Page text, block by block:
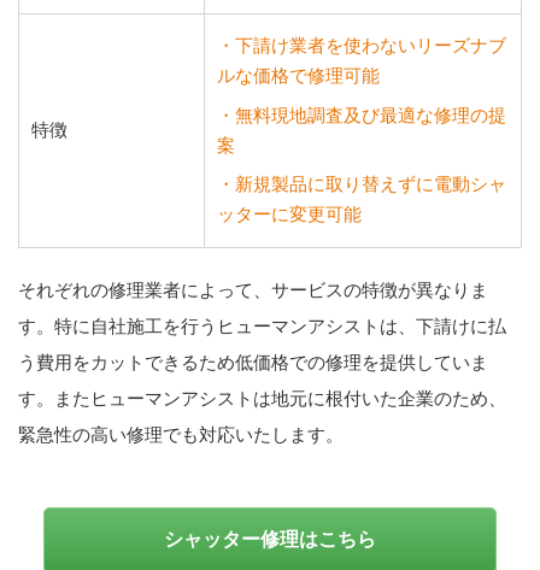
特徴
・下請け業者を使わないリーズナブ
ルな価格で修理可能
・無料現地調査及び最適な修理の提
案
・新規製品に取り替えずに電動シャ
ッターに変更可能
それぞれの修理業者によって、サービスの特徴が異なりま
す。特に自社施工を行うヒューマンアシストは、下請けに払
う費用をカットできるため低価格での修理を提供していま
す。またヒューマンアシストは地元に根付いた企業のため、
緊急性の高い修理でも対応いたします。
シャッター修理はこちら